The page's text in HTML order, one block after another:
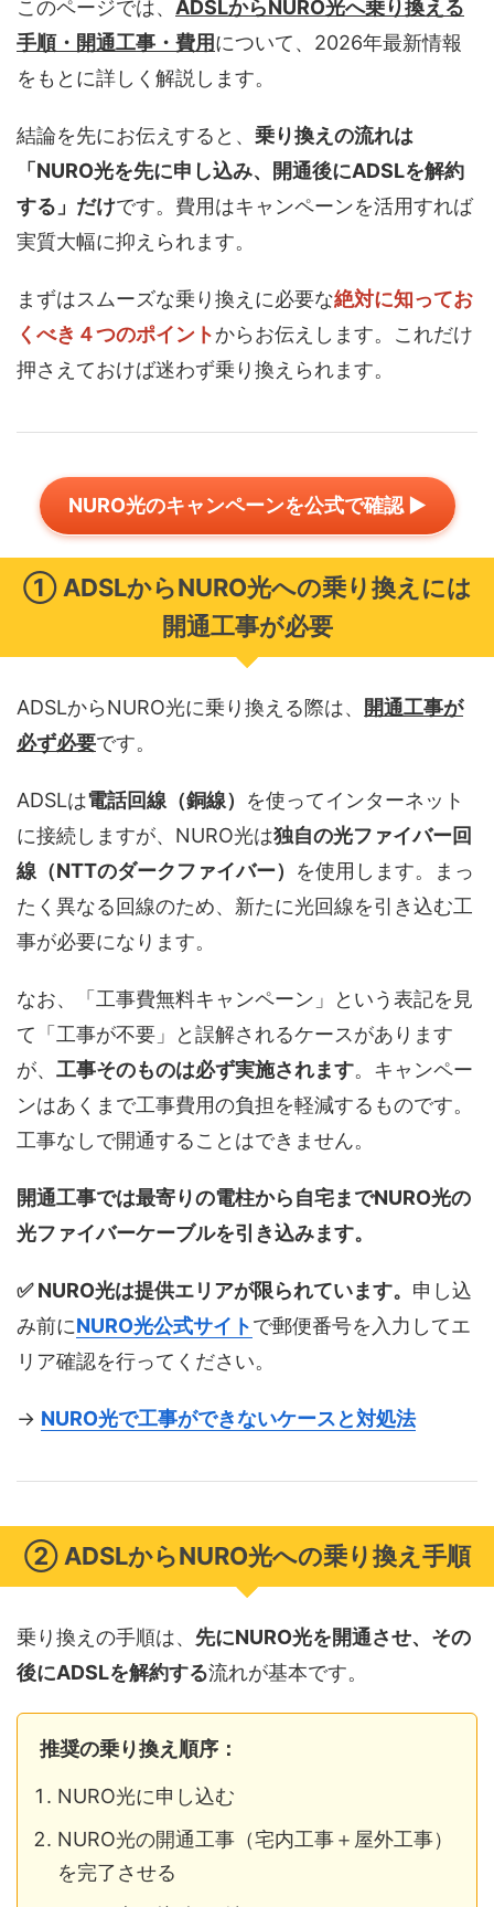
このページでは、 ADSLからNURO光へ乗り換える
手順・開通工事・費用について、2026年最新情報
をもとに詳しく解説します。
結論を先にお伝えすると、 乗り換えの流れは
「NURO光を先に申し込み、開通後にADSLを解約
する」だけです。費用はキャンペーンを活用すれば
実質大幅に抑えられます。
まずはスムーズな乗り換えに必要な絶対に知ってお
くべき４つのポイントからお伝えします。これだけ
押さえておけば迷わず乗り換えられます。
NURO光のキャンペーンを公式で確認 ▶
① ADSLからNURO光への乗り換えには
開通工事が必要
ADSLからNURO光に乗り換える際は、
開通工事が
必ず必要です。
ADSLは電話回線（銅線） を使ってインターネット
に接続しますが、NURO光は独自の光ファイバー回
線（NTTのダークファイバー） を使用します。まっ
たく異なる回線のため、新たに光回線を引き込む工
事が必要になります。
なお、「工事費無料キャンペーン」という表記を見
て「工事が不要」と誤解されるケースがあります
が、 工事そのものは必ず実施されます。キャンペー
ンはあくまで工事費用の負担を軽減するものです。
工事なしで開通することはできません。
開通工事では最寄りの電柱から自宅までNURO光の
光ファイバーケーブルを引き込みます。
✅ NURO光は提供エリアが限られています。 申し込
み前にNURO光公式サイトで郵便番号を入力してエ
リア確認を行ってください。
→ NURO光で工事ができないケースと対処法
② ADSLからNURO光への乗り換え手順
乗り換えの手順は、 先にNURO光を開通させ、その
後にADSLを解約する流れが基本です。
推奨の乗り換え順序：
NURO光に申し込む
NURO光の開通工事（宅内工事＋屋外工事）
を完了させる